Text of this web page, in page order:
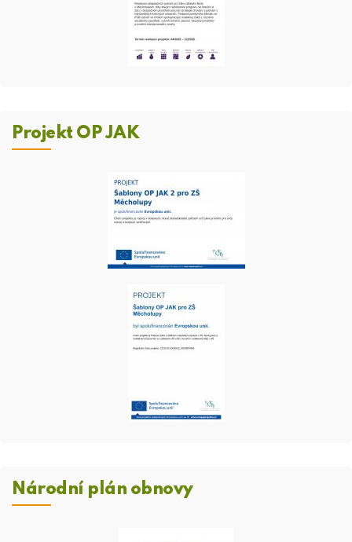
Projekt OP JAK
Národní plán obnovy